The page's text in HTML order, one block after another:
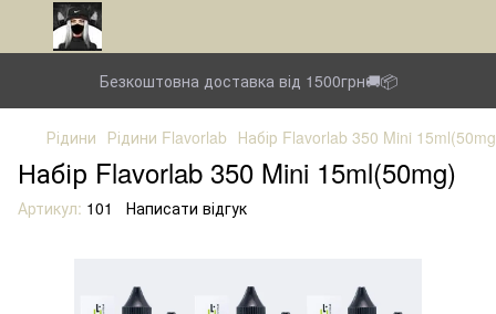
Безкоштовна доставка від 1500грн🚚📦
Рідини Рідини Flavorlab Набір Flavorlab 350 Mini
Набір Flavorlab 350 Mini 15ml(50mg)
Артикул: 101 Написати відгук